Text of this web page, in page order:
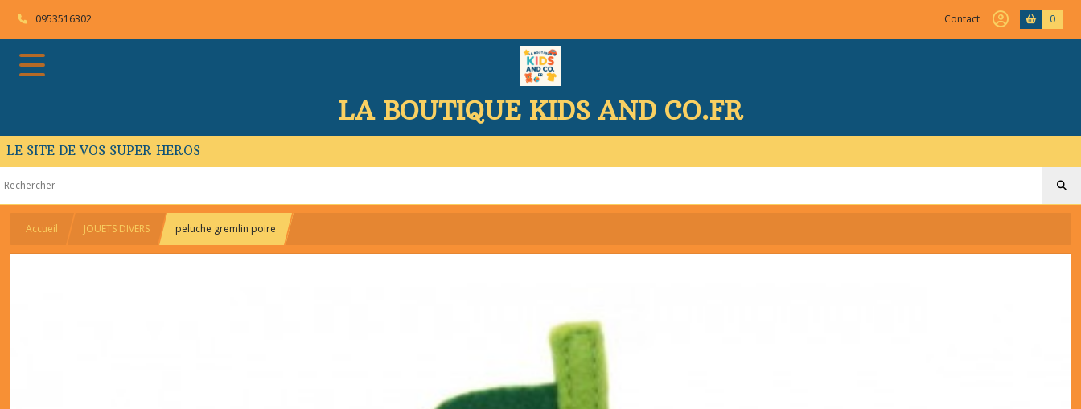
0953516302 Contact 0
LA BOUTIQUE KIDS AND CO.FR
LE SITE DE VOS SUPER HEROS
Accueil JOUETS DIVERS peluche gremlin poire